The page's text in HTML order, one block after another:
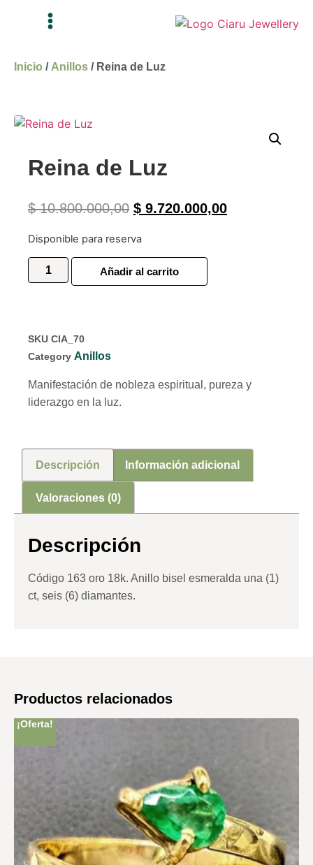
Inicio / Anillos / Reina de Luz
Reina de Luz
$10.800.000,00 $ 9.720.000,00
Disponible para reserva
Añadir al carrito
SKU CIA_70
Category Anillos
Manifestación de nobleza espiritual, pureza y
liderazgo en la luz.
Descripción Información adicional
Valoraciones (0)
Descripción
Código 163 oro 18k. Anillo bisel esmeralda una (1)
ct, seis (6) diamantes.
Productos relacionados
¡Oferta!